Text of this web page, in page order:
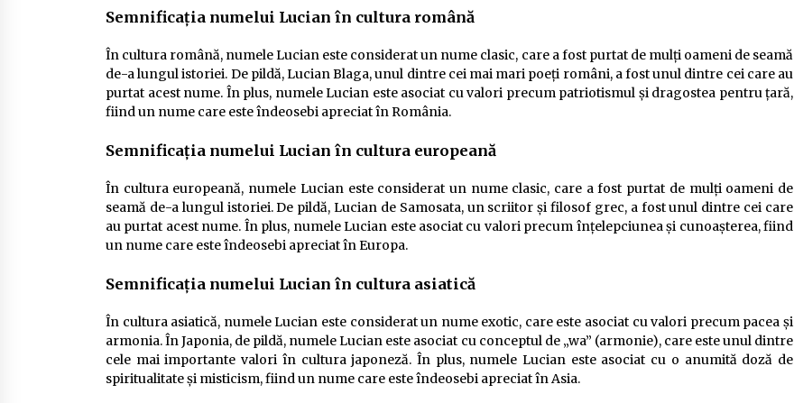
Semnificația numelui Lucian în cultura română
În cultura română, numele Lucian este considerat un nume clasic, care a fost purtat de mulți oameni de seamă
de-a lungul istoriei. De pildă, Lucian Blaga, unul dintre cei mai mari poeți români, a fost unul dintre cei care au
purtat acest nume. În plus, numele Lucian este asociat cu valori precum patriotismul și dragostea pentru țară,
fiind un nume care este îndeosebi apreciat în România.
Semnificația numelui Lucian în cultura europeană
În cultura europeană, numele Lucian este considerat un nume clasic, care a fost purtat de mulți oameni de
seamă de-a lungul istoriei. De pildă, Lucian de Samosata, un scriitor și filosof grec, a fost unul dintre cei care
au purtat acest nume. În plus, numele Lucian este asociat cu valori precum înțelepciunea și cunoașterea, fiind
un nume care este îndeosebi apreciat în Europa.
Semnificația numelui Lucian în cultura asiatică
În cultura asiatică, numele Lucian este considerat un nume exotic, care este asociat cu valori precum pacea și
armonia. În Japonia, de pildă, numele Lucian este asociat cu conceptul de „wa” (armonie), care este unul dintre
cele mai importante valori în cultura japoneză. În plus, numele Lucian este asociat cu o anumită doză de
spiritualitate și misticism, fiind un nume care este îndeosebi apreciat în Asia.